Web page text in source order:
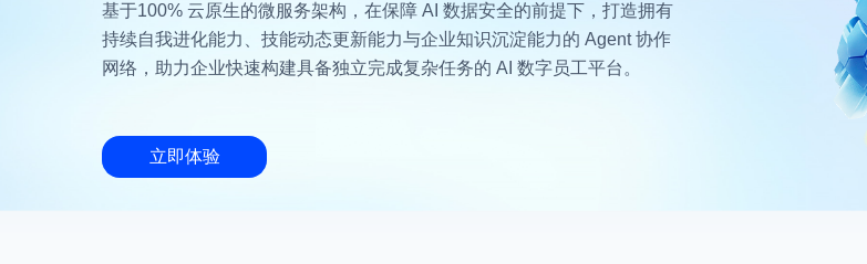
基于100% 云原生的微服务架构，在保障 AI 数据安全的前提下，打造拥有
持续自我进化能力、技能动态更新能力与企业知识沉淀能力的 Agent 协作
网络，助力企业快速构建具备独立完成复杂任务的 AI 数字员工平台。
立即体验